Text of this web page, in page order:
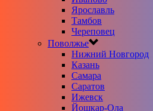
Ярославль
Тамбов
Череповец
Поволжье
Нижний Новгород
Казань
Самара
Саратов
Ижевск
Йошкар-Ола